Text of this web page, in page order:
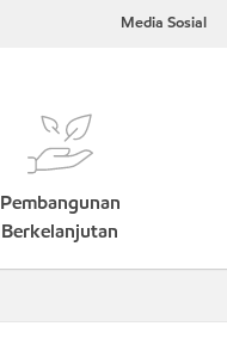
Media Sosial
Pembangunan
Berkelanjutan